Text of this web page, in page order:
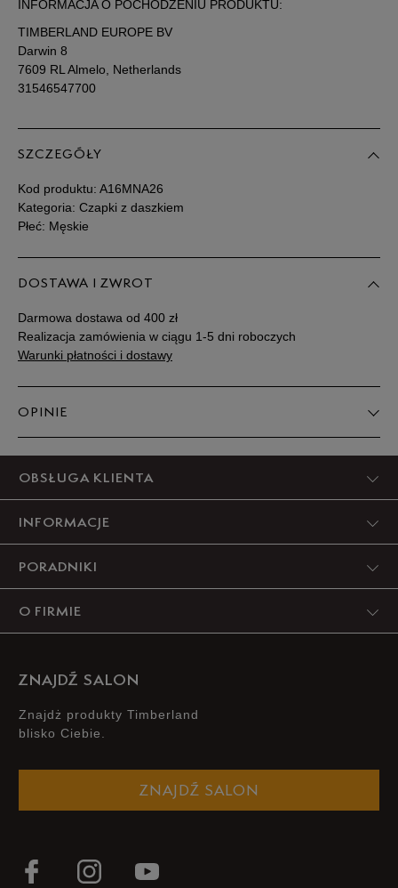
INFORMACJA O POCHODZENIU PRODUKTU:
TIMBERLAND EUROPE BV
Darwin 8
7609 RL Almelo, Netherlands
31546547700
SZCZEGÓŁY
Kod produktu: A16MNA26
Kategoria: Czapki z daszkiem
Płeć: Męskie
DOSTAWA I ZWROT
Darmowa dostawa od 400 zł
Realizacja zamówienia w ciągu 1-5 dni roboczych
Warunki płatności i dostawy
OPINIE
OBSŁUGA KLIENTA
INFORMACJE
PORADNIKI
O FIRMIE
ZNAJDŹ SALON
Znajdż produkty Timberland
blisko Ciebie.
ZNAJDŹ SALON